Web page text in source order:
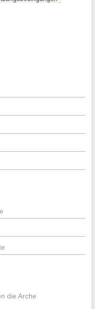
die Arche